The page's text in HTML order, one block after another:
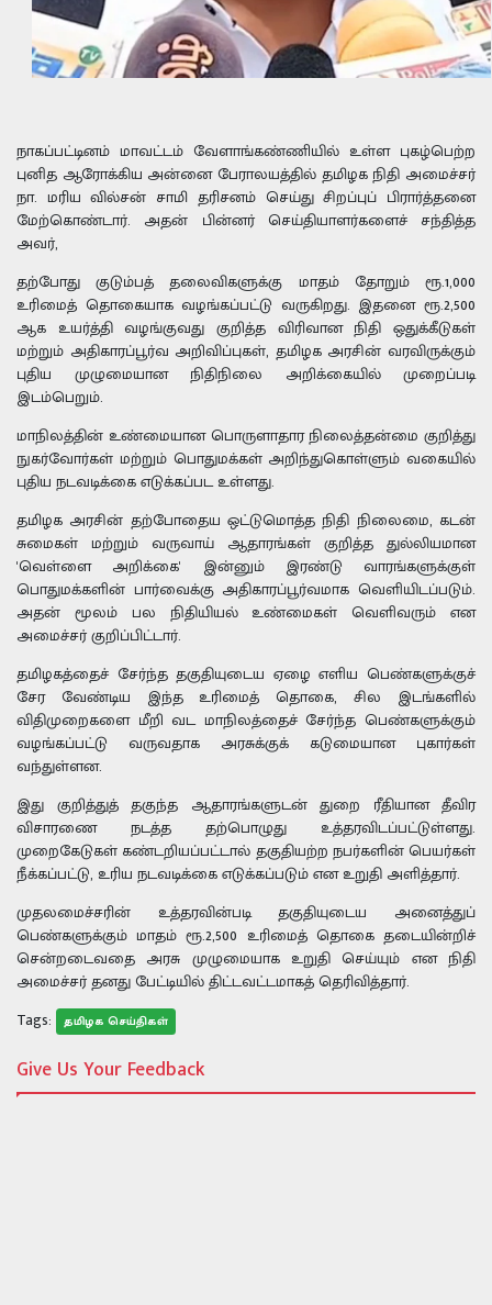
நாகப்பட்டினம் மாவட்டம் வேளாங்கண்ணியில் உள்ள புகழ்பெற்ற
புனித ஆரோக்கிய அன்னை பேராலயத்தில் தமிழக நிதி அமைச்சர்
நா. மரிய வில்சன் சாமி தரிசனம் செய்து சிறப்புப் பிரார்த்தனை
மேற்கொண்டார். அதன் பின்னர் செய்தியாளர்களைச் சந்தித்த
அவர்,
தற்போது குடும்பத் தலைவிகளுக்கு மாதம் தோறும் ரூ.1,000
உரிமைத் தொகையாக வழங்கப்பட்டு வருகிறது. இதனை ரூ.2,500
ஆக உயர்த்தி வழங்குவது குறித்த விரிவான நிதி ஒதுக்கீடுகள்
மற்றும் அதிகாரப்பூர்வ அறிவிப்புகள், தமிழக அரசின் வரவிருக்கும்
புதிய முழுமையான நிதிநிலை அறிக்கையில் முறைப்படி
இடம்பெறும்.
மாநிலத்தின் உண்மையான பொருளாதார நிலைத்தன்மை குறித்து
நுகர்வோர்கள் மற்றும் பொதுமக்கள் அறிந்துகொள்ளும் வகையில்
புதிய நடவடிக்கை எடுக்கப்பட உள்ளது.
தமிழக அரசின் தற்போதைய ஒட்டுமொத்த நிதி நிலைமை, கடன்
சுமைகள் மற்றும் வருவாய் ஆதாரங்கள் குறித்த துல்லியமான
'வெள்ளை அறிக்கை' இன்னும் இரண்டு வாரங்களுக்குள்
பொதுமக்களின் பார்வைக்கு அதிகாரப்பூர்வமாக வெளியிடப்படும்.
அதன் மூலம் பல நிதியியல் உண்மைகள் வெளிவரும் என
அமைச்சர் குறிப்பிட்டார்.
தமிழகத்தைச் சேர்ந்த தகுதியுடைய ஏழை எளிய பெண்களுக்குச்
சேர வேண்டிய இந்த உரிமைத் தொகை, சில இடங்களில்
விதிமுறைகளை மீறி வட மாநிலத்தைச் சேர்ந்த பெண்களுக்கும்
வழங்கப்பட்டு வருவதாக அரசுக்குக் கடுமையான புகார்கள்
வந்துள்ளன.
இது குறித்துத் தகுந்த ஆதாரங்களுடன் துறை ரீதியான தீவிர
விசாரணை நடத்த தற்பொழுது உத்தரவிடப்பட்டுள்ளது.
முறைகேடுகள் கண்டறியப்பட்டால் தகுதியற்ற நபர்களின் பெயர்கள்
நீக்கப்பட்டு, உரிய நடவடிக்கை எடுக்கப்படும் என உறுதி அளித்தார்.
முதலமைச்சரின் உத்தரவின்படி தகுதியுடைய அனைத்துப்
பெண்களுக்கும் மாதம் ரூ.2,500 உரிமைத் தொகை தடையின்றிச்
சென்றடைவதை அரசு முழுமையாக உறுதி செய்யும் என நிதி
அமைச்சர் தனது பேட்டியில் திட்டவட்டமாகத் தெரிவித்தார்.
Tags:
தமிழக செய்திகள்
Give Us Your Feedback